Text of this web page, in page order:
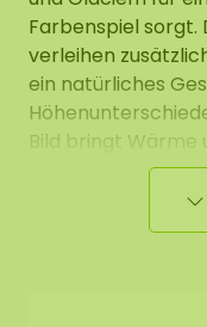
Farbenspiel sorgt.
verleihen
ein natürliches
Bild bringt Wärme
Die Abbildung
quadratischen